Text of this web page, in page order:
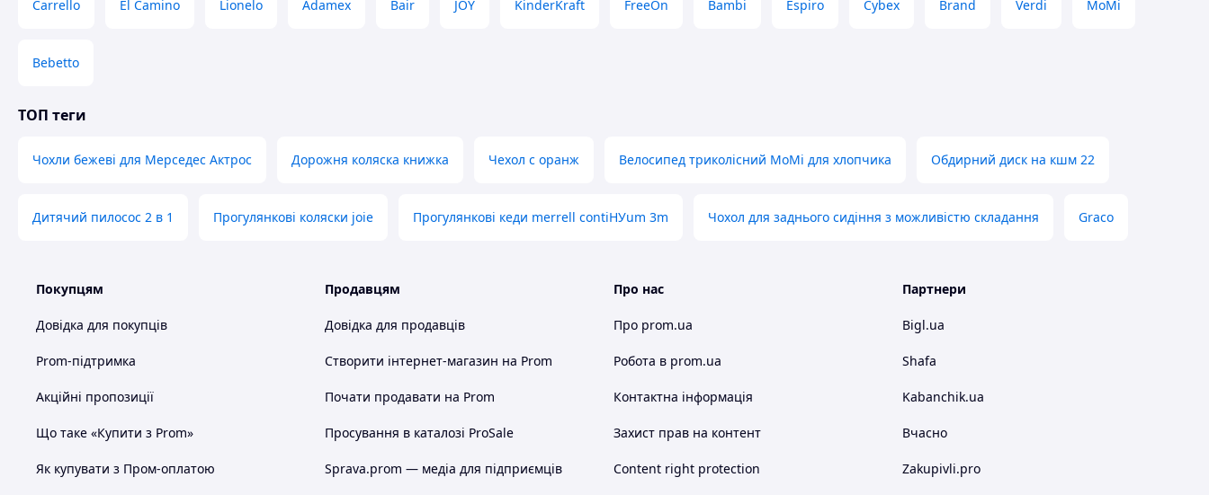
Carrello El Camino Lionelo Adamex Bair JOY KinderKraft FreeOn Bambi Espiro Cybex Brand Verdi MoMi
Bebetto
ТОП теги
Чохли бежеві для Мерседес Актрос Дорожня коляска книжка Чехол с оранж Велосипед триколісний MoMi для хлопчика Обдирний диск на кшм 22
Дитячий пилосос 2 в 1 Прогулянкові коляски joie Прогулянкові кеди merrell contiНУum 3m Чохол для заднього сидіння з можливістю складання Graco
Покупцям
Довідка для покупців
Prom-підтримка
Акційні пропозиції
Що таке «Купити з Prom»
Як купувати з Пром-оплатою
Продавцям
Довідка для продавців
Створити інтернет-магазин на Prom
Почати продавати на Prom
Просування в каталозі ProSale
Sprava.prom — медіа для підприємців
Про нас
Про prom.ua
Робота в prom.ua
Контактна інформація
Захист прав на контент
Content right protection
Партнери
Bigl.ua
Shafa
Kabanchik.ua
Вчасно
Zakupivli.pro